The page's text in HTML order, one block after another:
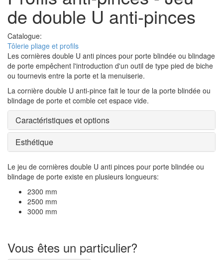
de double U anti-pinces
Catalogue:
Tôlerie pliage et profils
Les cornières double U anti pinces pour porte blindée ou blindage
de porte empêchent l'introduction d'un outil de type pied de biche
ou tournevis entre la porte et la menuiserie.
La cornière double U anti-pince fait le tour de la porte blindée ou
blindage de porte et comble cet espace vide.
Caractéristiques et options
Esthétique
Le jeu de cornières double U anti pinces pour porte blindée ou
blindage de porte existe en plusieurs longueurs:
2300 mm
2500 mm
3000 mm
Vous êtes un particulier?